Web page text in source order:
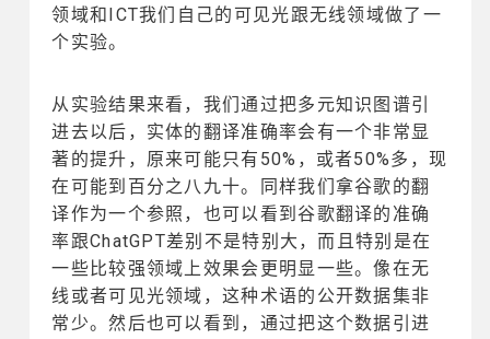
领域和ICT我们自己的可见光跟无线领域做了一
个实验。
从实验结果来看，我们通过把多元知识图谱引
进去以后，实体的翻译准确率会有一个非常显
著的提升，原来可能只有50%，或者50%多，现
在可能到百分之八九十。同样我们拿谷歌的翻
译作为一个参照，也可以看到谷歌翻译的准确
率跟ChatGPT差别不是特别大，而且特别是在
一些比较强领域上效果会更明显一些。像在无
线或者可见光领域，这种术语的公开数据集非
常少。然后也可以看到，通过把这个数据引进